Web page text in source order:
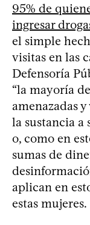
95% de
ingresar
el simple
visitas en las
Defensoría
“la mayoría
amenazadas
la sustancia a
o, como en
sumas de
aplican en
estas mujeres.